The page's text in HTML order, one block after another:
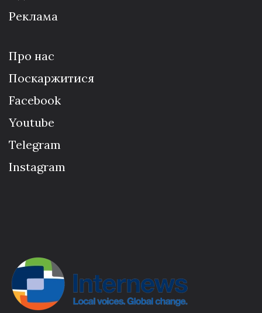
Реклама
Про нас
Поскаржитися
Facebook
Youtube
Telegram
Instagram